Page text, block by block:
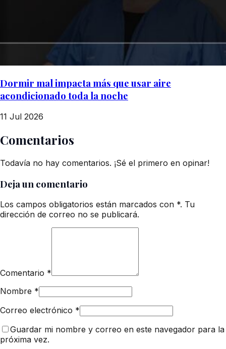
Dormir mal impacta más que usar aire
acondicionado toda la noche
11 Jul 2026
Comentarios
Todavía no hay comentarios. ¡Sé el primero en opinar!
Deja un comentario
Los campos obligatorios están marcados con *. Tu
dirección de correo no se publicará.
Comentario *
Nombre *
Correo electrónico *
Guardar mi nombre y correo en este navegador para la
próxima vez.